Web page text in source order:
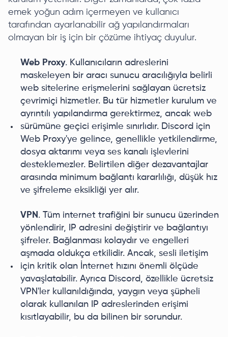
emek yoğun adım içermeyen ve kullanıcı
tarafından ayarlanabilir ağ yapılandırmaları
olmayan bir iş için bir çözüme ihtiyaç duyulur.
Web Proxy. Kullanıcıların adreslerini
maskeleyen bir aracı sunucu aracılığıyla belirli
web sitelerine erişmelerini sağlayan ücretsiz
çevrimiçi hizmetler. Bu tür hizmetler kurulum ve
ayrıntılı yapılandırma gerektirmez, ancak web
sürümüne geçici erişimle sınırlıdır. Discord için
Web Proxy'ye gelince, genellikle yetkilendirme,
dosya aktarımı veya ses kanalı işlevlerini
desteklemezler. Belirtilen diğer dezavantajlar
arasında minimum bağlantı kararlılığı, düşük hız
ve şifreleme eksikliği yer alır.
VPN . Tüm internet trafiğini bir sunucu üzerinden
yönlendirir, IP adresini değiştirir ve bağlantıyı
şifreler. Bağlanması kolaydır ve engelleri
aşmada oldukça etkilidir. Ancak, sesli iletişim
için kritik olan İnternet hızını önemli ölçüde
yavaşlatabilir. Ayrıca Discord, özellikle ücretsiz
VPN'ler kullanıldığında, yaygın veya şüpheli
olarak kullanılan IP adreslerinden erişimi
kısıtlayabilir, bu da bilinen bir sorundur.